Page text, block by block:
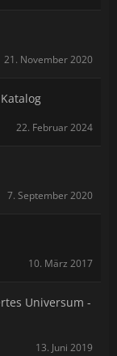
21. November 2020
22. Februar 2024
7. September 2020
10. März 2017
Universum -
13. Juni 2019